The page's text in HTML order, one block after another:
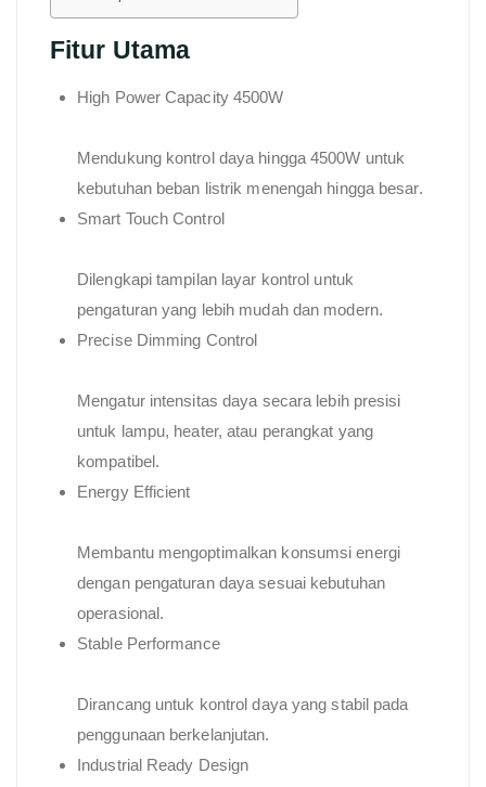
Fitur Utama
High Power Capacity 4500W
Mendukung kontrol daya hingga 4500W untuk
kebutuhan beban listrik menengah hingga besar.
Smart Touch Control
Dilengkapi tampilan layar kontrol untuk
pengaturan yang lebih mudah dan modern.
Precise Dimming Control
Mengatur intensitas daya secara lebih presisi
untuk lampu, heater, atau perangkat yang
kompatibel.
Energy Efficient
Membantu mengoptimalkan konsumsi energi
dengan pengaturan daya sesuai kebutuhan
operasional.
Stable Performance
Dirancang untuk kontrol daya yang stabil pada
penggunaan berkelanjutan.
Industrial Ready Design